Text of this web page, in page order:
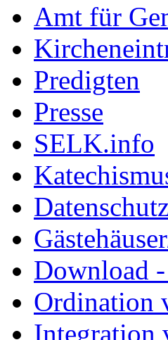
Amt für
Predigten
Presse
SELK.info
Download
Ordination
Integration